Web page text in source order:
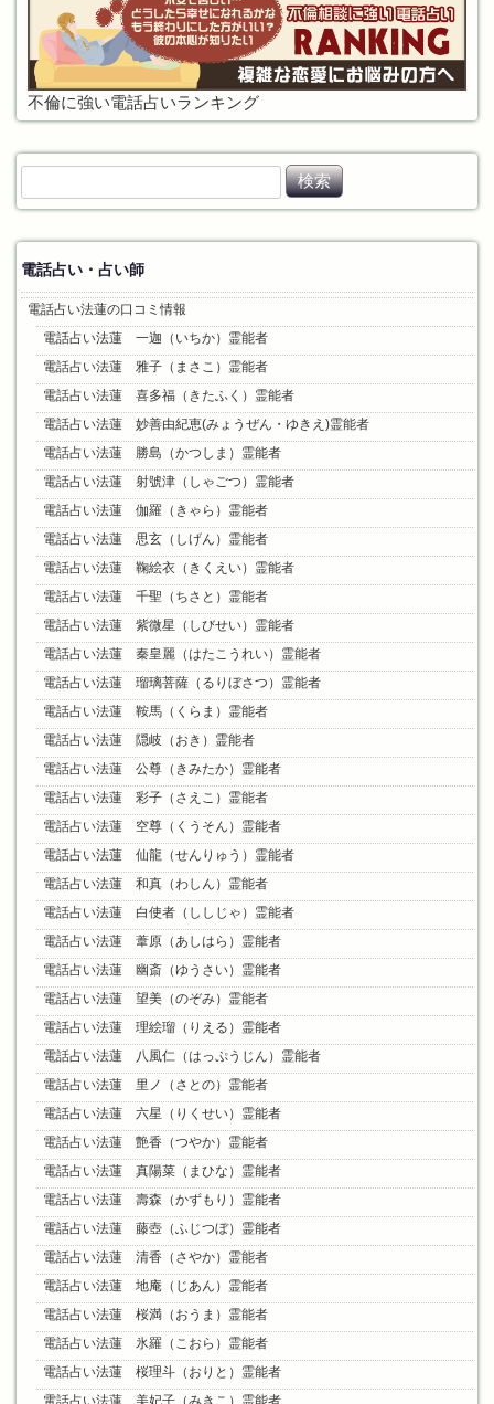
不倫に強い電話占いランキング
検
索
電話占い・占い師
電話占い法蓮の口コミ情報
電話占い法蓮 一迦（いちか）霊能者
電話占い法蓮 雅子（まさこ）霊能者
電話占い法蓮 喜多福（きたふく）霊能者
電話占い法蓮 妙善由紀恵(みょうぜん・ゆきえ)霊能者
電話占い法蓮 勝島（かつしま）霊能者
電話占い法蓮 射號津（しゃごつ）霊能者
電話占い法蓮 伽羅（きゃら）霊能者
電話占い法蓮 思玄（しげん）霊能者
電話占い法蓮 鞠絵衣（きくえい）霊能者
電話占い法蓮 千聖（ちさと）霊能者
電話占い法蓮 紫微星（しびせい）霊能者
電話占い法蓮 秦皇麗（はたこうれい）霊能者
電話占い法蓮 瑠璃菩薩（るりぼさつ）霊能者
電話占い法蓮 鞍馬（くらま）霊能者
電話占い法蓮 隠岐（おき）霊能者
電話占い法蓮 公尊（きみたか）霊能者
電話占い法蓮 彩子（さえこ）霊能者
電話占い法蓮 空尊（くうそん）霊能者
電話占い法蓮 仙龍（せんりゅう）霊能者
電話占い法蓮 和真（わしん）霊能者
電話占い法蓮 白使者（ししじゃ）霊能者
電話占い法蓮 葦原（あしはら）霊能者
電話占い法蓮 幽斎（ゆうさい）霊能者
電話占い法蓮 望美（のぞみ）霊能者
電話占い法蓮 理絵瑠（りえる）霊能者
電話占い法蓮 八風仁（はっぷうじん）霊能者
電話占い法蓮 里ノ（さとの）霊能者
電話占い法蓮 六星（りくせい）霊能者
電話占い法蓮 艶香（つやか）霊能者
電話占い法蓮 真陽菜（まひな）霊能者
電話占い法蓮 壽森（かずもり）霊能者
電話占い法蓮 藤壺（ふじつぼ）霊能者
電話占い法蓮 清香（さやか）霊能者
電話占い法蓮 地庵（じあん）霊能者
電話占い法蓮 桜満（おうま）霊能者
電話占い法蓮 氷羅（こおら）霊能者
電話占い法蓮 桜理斗（おりと）霊能者
電話占い法蓮 美妃子（みきこ）霊能者